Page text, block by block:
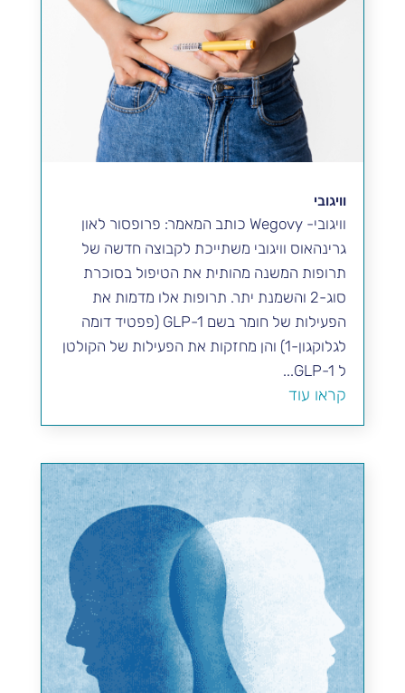
וויגובי
וויגובי- Wegovy כותב המאמר: פרופסור לאון
גרינהאוס וויגובי משתייכת לקבוצה חדשה של
תרופות המשנה מהותית את הטיפול בסוכרת
סוג-2 והשמנת יתר. תרופות אלו מדמות את
הפעילות של חומר בשם GLP-1 (פפטיד דומה
לגלוקגון-1) והן מחזקות את הפעילות של הקולטן
ל GLP-1...
קראו עוד